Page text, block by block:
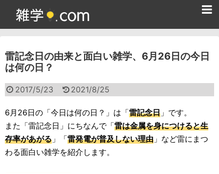
雷記念日の由来と面白い雑学、6月26日の今日
は何の日？
2017/5/23 2021/8/25
6月26日の「今日は何の日？」は「雷記念日 」です。
また「雷記念日」にちなんで「雷は金属を身につけると生
存率があがる 」「雷発電が普及しない理由 」など雷にまつ
わる面白い雑学を紹介します。
雑学クイズ問題集
面白い雑学
ためになる雑学
スポーツ雑学